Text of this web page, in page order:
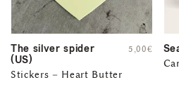
The silver spider
(US)
Stickers – Heart Butter
5,00€